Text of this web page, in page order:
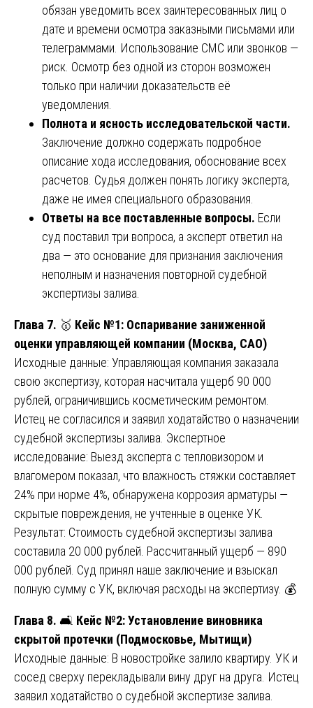
обязан уведомить всех заинтересованных лиц о
дате и времени осмотра заказными письмами или
телеграммами. Использование СМС или звонков —
риск. Осмотр без одной из сторон возможен
только при наличии доказательств её
уведомления.
Полнота и ясность исследовательской части.
Заключение должно содержать подробное
описание хода исследования, обоснование всех
расчетов. Судья должен понять логику эксперта,
даже не имея специального образования.
Ответы на все поставленные вопросы. Если
суд поставил три вопроса, а эксперт ответил на
два — это основание для признания заключения
неполным и назначения повторной судебной
экспертизы залива.
Глава 7. 🥇 Кейс №1: Оспаривание заниженной
оценки управляющей компании (Москва, САО)
Исходные данные: Управляющая компания заказала
свою экспертизу, которая насчитала ущерб 90 000
рублей, ограничившись косметическим ремонтом.
Истец не согласился и заявил ходатайство о назначении
судебной экспертизы залива. Экспертное
исследование: Выезд эксперта с тепловизором и
влагомером показал, что влажность стяжки составляет
24% при норме 4%, обнаружена коррозия арматуры —
скрытые повреждения, не учтенные в оценке УК.
Результат: Стоимость судебной экспертизы залива
составила 20 000 рублей. Рассчитанный ущерб — 890
000 рублей. Суд принял наше заключение и взыскал
полную сумму с УК, включая расходы на экспертизу. 💰
Глава 8. 🛋️ Кейс №2: Установление виновника
скрытой протечки (Подмосковье, Мытищи)
Исходные данные: В новостройке залило квартиру. УК и
сосед сверху перекладывали вину друг на друга. Истец
заявил ходатайство о судебной экспертизе залива.